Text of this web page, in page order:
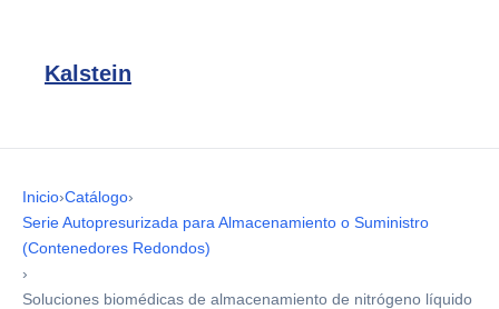
Kalstein
Inicio›Catálogo›
Serie Autopresurizada para Almacenamiento o Suministro
(Contenedores Redondos)
›
Soluciones biomédicas de almacenamiento de nitrógeno líquido